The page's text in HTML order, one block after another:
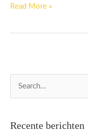
Read More »
Recente berichten